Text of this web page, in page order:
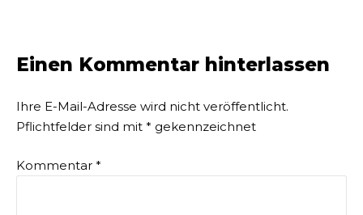
Einen Kommentar hinterlassen
Ihre E-Mail-Adresse wird nicht veröffentlicht.
Pflichtfelder sind mit * gekennzeichnet
Kommentar *